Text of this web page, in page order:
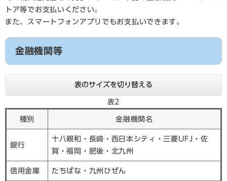
トア等でお支払いください。
また、スマートフォンアプリでもお支払いできます。
金融機関等
表のサイズを切り替える
表2
種別 金融機関名
銀行
十八親和・長崎・西日本シティ・三菱UFJ・佐
賀・福岡・肥後・北九州
信用金庫 たちばな・九州ひぜん